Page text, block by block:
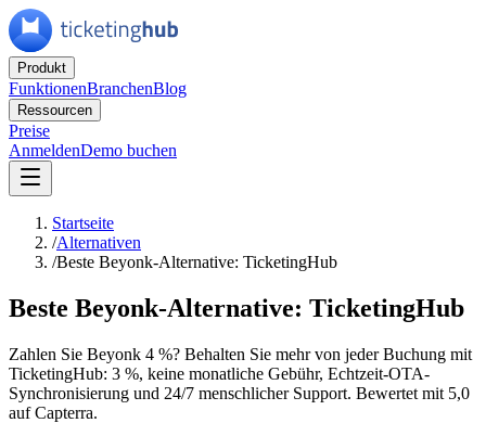
Produkt
FunktionenBranchenBlog
Ressourcen
Preise
AnmeldenDemo buchen
Startseite
/Alternativen
/Beste Beyonk-Alternative: TicketingHub
Beste Beyonk-Alternative: TicketingHub
Zahlen Sie Beyonk 4 %? Behalten Sie mehr von jeder Buchung mit
TicketingHub: 3 %, keine monatliche Gebühr, Echtzeit-OTA-
Synchronisierung und 24/7 menschlicher Support. Bewertet mit 5,0
auf Capterra.